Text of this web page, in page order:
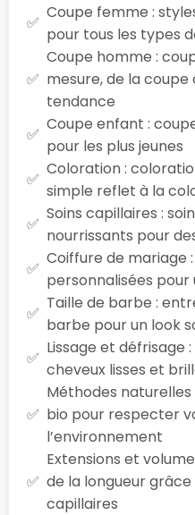
Coupe femme :
pour tous les types
Coupe homme :
mesure, de la coupe
tendance
Coupe enfant :
pour les plus jeunes
Coloration :
simple reflet à la
Soins capillaires :
nourrissants pour
Coiffure de mariage
personnalisées pour
Taille de barbe :
barbe pour un look
Lissage et défrisage
cheveux lisses et
Méthodes naturelles
bio pour respecter
l’environnement
Extensions et
de la longueur
capillaires